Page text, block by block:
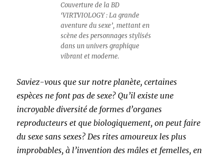
Couverture de la BD
‘VIRTVIOLOGY : La grande
aventure du sexe’, mettant en
scène des personnages stylisés
dans un univers graphique
vibrant et moderne.
Saviez-vous que sur notre planète, certaines
espèces ne font pas de sexe? Qu’il existe une
incroyable diversité de formes d’organes
reproducteurs et que biologiquement, on peut faire
du sexe sans sexes? Des rites amoureux les plus
improbables, à l’invention des mâles et femelles, en